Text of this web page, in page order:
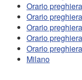
Orario
Orario
Orario
Orario
Orario
Milano